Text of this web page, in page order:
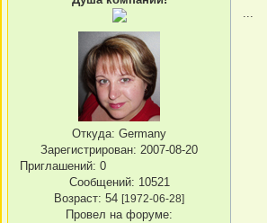
Откуда: Germany
Зарегистрирован: 2007-08-20
Приглашений: 0
Сообщений: 10521
Возраст: 54 [1972-06-28]
Провел на форуме:
...